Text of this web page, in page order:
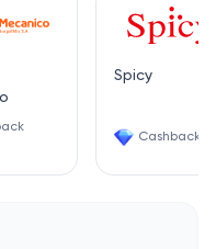
Spicy
Cashback